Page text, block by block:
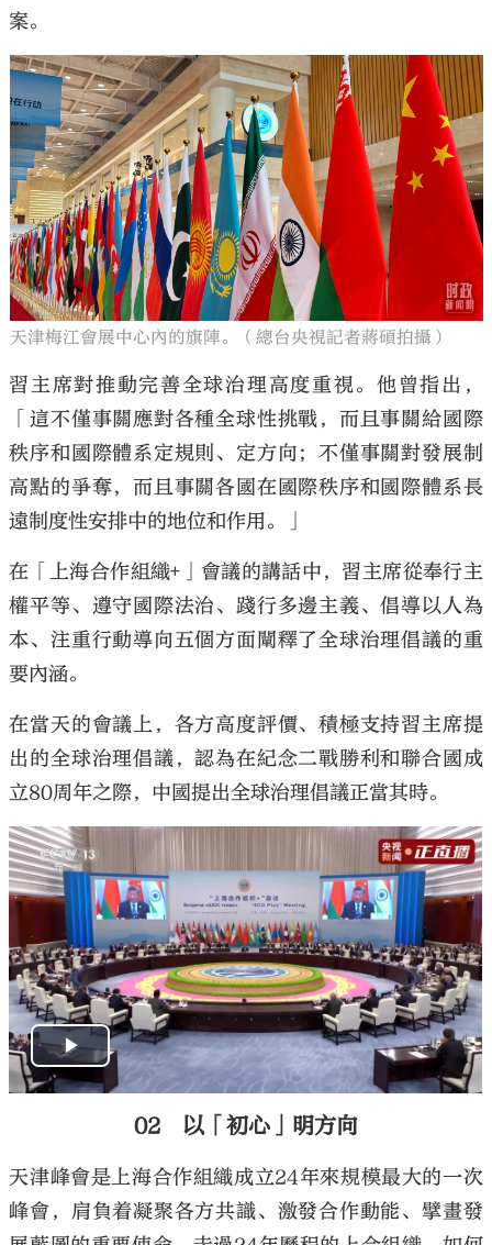
案。
天津梅江會展中心內的旗陣。（總台央視記者蔣碩拍攝）
習主席對推動完善全球治理高度重視。他曾指出，
「這不僅事關應對各種全球性挑戰，而且事關給國際
秩序和國際體系定規則、定方向；不僅事關對發展制
高點的爭奪，而且事關各國在國際秩序和國際體系長
遠制度性安排中的地位和作用。」
在「上海合作組織+」會議的講話中，習主席從奉行主
權平等、遵守國際法治、踐行多邊主義、倡導以人為
本、注重行動導向五個方面闡釋了全球治理倡議的重
要內涵。
在當天的會議上，各方高度評價、積極支持習主席提
出的全球治理倡議，認為在紀念二戰勝利和聯合國成
立80周年之際，中國提出全球治理倡議正當其時。
02 以「初心」明方向
天津峰會是上海合作組織成立24年來規模最大的一次
峰會，肩負着凝聚各方共識、激發合作動能、擘畫發